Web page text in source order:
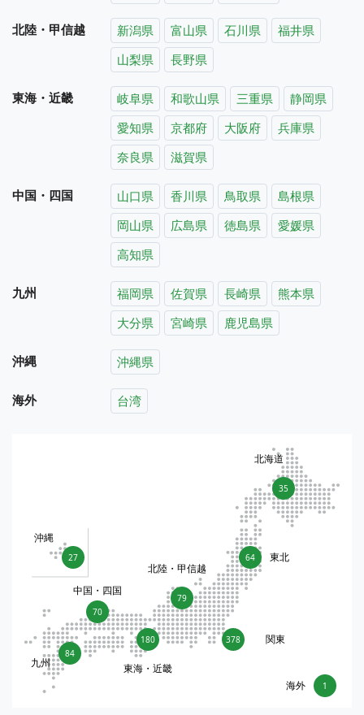
北陸・甲信越 新潟県 富山県 石川県
福井県
山梨県
長野県
東海・近畿 岐阜県 和歌山県 三重県
静岡県
愛知県
京都府 大阪府
兵庫県
奈良県
滋賀県
中国・四国 山口県 香川県 鳥取県
島根県
岡山県
広島県 徳島県
愛媛県
高知県
九州 福岡県 佐賀県 長崎県
熊本県
大分県
宮崎県 鹿児島県
沖縄 沖縄県
海外 台湾
35
北海道
64 東北
378 関東
79
北陸・甲信越
180
東海・近畿
70
中国・四国
84
九州
27
沖縄
1
海外